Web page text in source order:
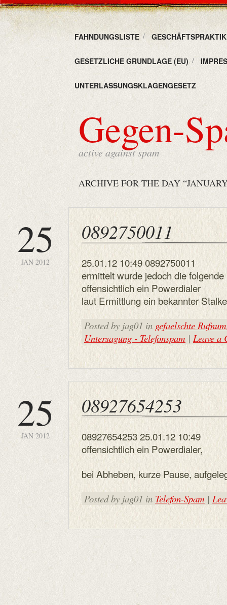
FAHNDUNGSLISTE
GESETZLICHE GRUNDLAGE (EU)
UNTERLASSUNGSKLAGENGESETZ
Gegen-
active against spam
ARCHIVE FOR THE DAY
25
JAN 2012
0892750011
25.01.12 10:49 0892750011
ermittelt wurde jedoch die
offensichtlich ein Powerdialer
laut Ermittlung ein bekannter
Posted by jag01 in gefaelschte
Untersagung - Telefonspam | Leave a
25
JAN 2012
08927654253
08927654253 25.01.12 10:49
offensichtlich ein Powerdialer,
bei Abheben, kurze Pause,
Posted by jag01 in Telefon-Spam |